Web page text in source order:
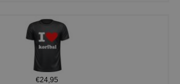
€24,95